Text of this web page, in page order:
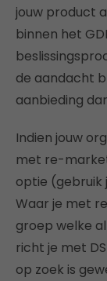
jouw product
binnen het
de aandacht
aanbieding
Indien jouw
met re-
optie (gebruik
Waar je met
groep welke
richt je met
op zoek is